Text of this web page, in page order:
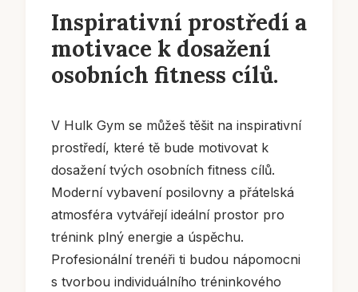
Inspirativní prostředí a
motivace k dosažení
osobních fitness cílů.
V Hulk Gym se můžeš těšit na inspirativní
prostředí, které tě bude motivovat k
dosažení tvých osobních fitness cílů.
Moderní vybavení posilovny a přátelská
atmosféra vytvářejí ideální prostor pro
trénink plný energie a úspěchu.
Profesionální trenéři ti budou nápomocni
s tvorbou individuálního tréninkového